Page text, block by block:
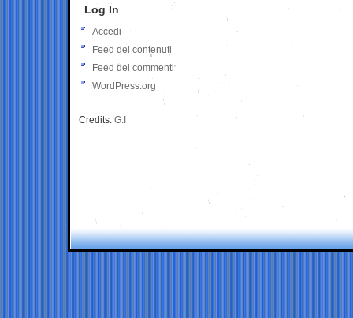
Log In
Accedi
Feed dei contenuti
Feed dei commenti
WordPress.org
Credits: G.I